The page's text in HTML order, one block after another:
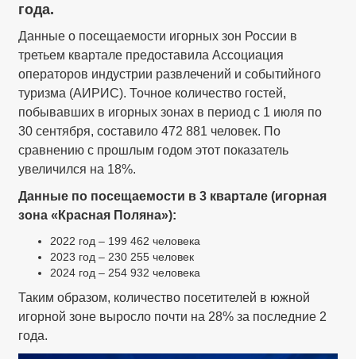
года.
Данные о посещаемости игорных зон России в
третьем квартале предоставила Ассоциация
операторов индустрии развлечений и событийного
туризма (АИРИС). Точное количество гостей,
побывавших в игорных зонах в период с 1 июля по
30 сентября, составило 472 881 человек. По
сравнению с прошлым годом этот показатель
увеличился на 18%.
Данные по посещаемости в 3 квартале (игорная
зона «Красная Поляна»):
2022 год – 199 462 человека
2023 год – 230 255 человек
2024 год – 254 932 человека
Таким образом, количество посетителей в южной
игорной зоне выросло почти на 28% за последние 2
года.